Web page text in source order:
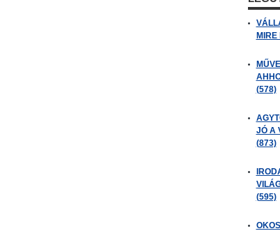
MIRE
(578)
JÓ A
(873)
(595)